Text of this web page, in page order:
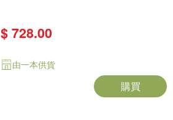
$ 728.00
由一本供貨
購買